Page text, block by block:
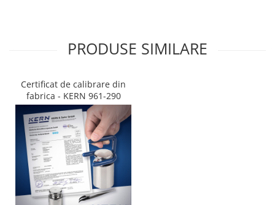
PRODUSE SIMILARE
Certificat de calibrare din
fabrica - KERN 961-290